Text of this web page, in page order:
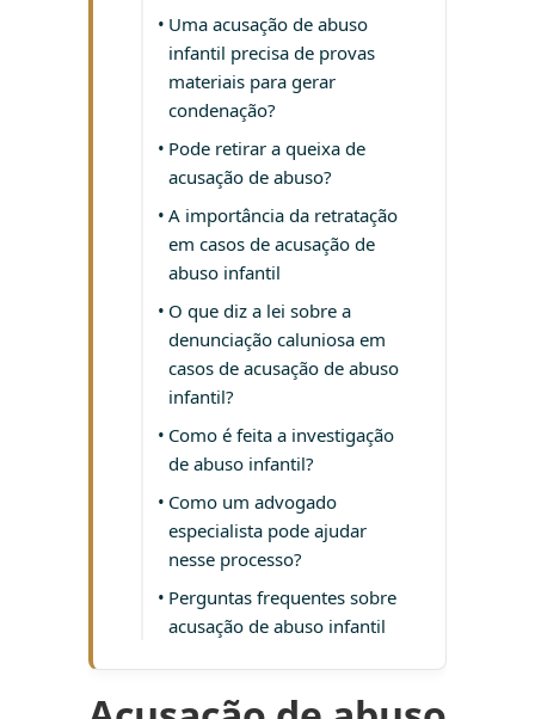
Uma acusação de abuso
infantil precisa de provas
materiais para gerar
condenação?
Pode retirar a queixa de
acusação de abuso?
A importância da retratação
em casos de acusação de
abuso infantil
O que diz a lei sobre a
denunciação caluniosa em
casos de acusação de abuso
infantil?
Como é feita a investigação
de abuso infantil?
Como um advogado
especialista pode ajudar
nesse processo?
Perguntas frequentes sobre
acusação de abuso infantil